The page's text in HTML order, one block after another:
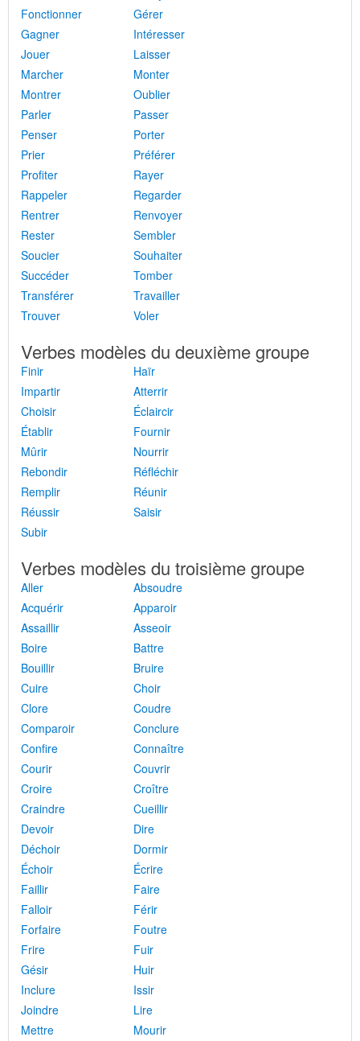
Fonctionner
Gérer
Gagner
Intéresser
Jouer
Laisser
Marcher
Monter
Montrer
Oublier
Parler
Passer
Penser
Porter
Prier
Préférer
Profiter
Rayer
Rappeler
Regarder
Rentrer
Renvoyer
Rester
Sembler
Soucier
Souhaiter
Succéder
Tomber
Transférer
Travailler
Trouver
Voler
Verbes modèles du deuxième groupe
Finir
Haïr
Impartir
Atterrir
Choisir
Éclaircir
Établir
Fournir
Mûrir
Nourrir
Rebondir
Réfléchir
Remplir
Réunir
Réussir
Saisir
Subir
Verbes modèles du troisième groupe
Aller
Absoudre
Acquérir
Apparoir
Assaillir
Asseoir
Boire
Battre
Bouillir
Bruire
Cuire
Choir
Clore
Coudre
Comparoir
Conclure
Confire
Connaître
Courir
Couvrir
Croire
Croître
Craindre
Cueillir
Devoir
Dire
Déchoir
Dormir
Échoir
Écrire
Faillir
Faire
Falloir
Férir
Forfaire
Foutre
Frire
Fuir
Gésir
Huir
Inclure
Issir
Joindre
Lire
Mettre
Mourir